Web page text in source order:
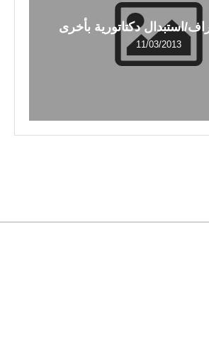
استبدال دكتاتورية بأخرى
11/03/2013